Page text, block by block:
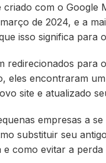
criado com o Google
de 2024, e a
isso significa para
redirecionados para
eles encontraram
site e atualizado
empresas a
substituir seu
como evitar a